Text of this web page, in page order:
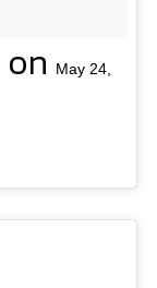
on May 24,